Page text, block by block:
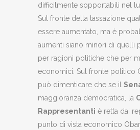
difficilmente sopportabili nel
Sul fronte della tassazione
essere aumentato, ma è
aumenti siano minori di quelli
per ragioni politiche che per
economici. Sul fronte politico
può dimenticare che se il
maggioranza democratica, la
Rappresentanti è retta dai
punto di vista economico